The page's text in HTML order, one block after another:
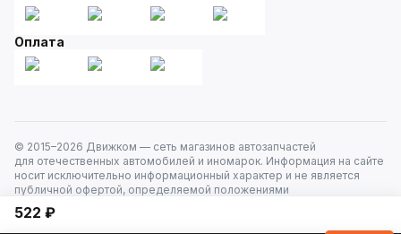
522 ₽
Оплата
© 2015–2026 Движком — сеть магазинов автозапчастей
для отечественных автомобилей и иномарок. Информация на сайте
носит исключительно информационный характер и не является
публичной офертой, определяемой положениями